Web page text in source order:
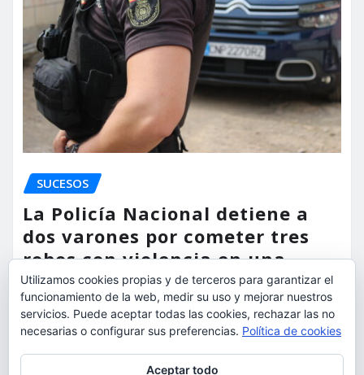
SUCESOS
La Policía Nacional detiene a
dos varones por cometer tres
robos con violencia en una
misma mañana
torrent al dia Ago 7, 2026
Utilizamos cookies propias y de terceros para garantizar el
funcionamiento de la web, medir su uso y mejorar nuestros
servicios. Puede aceptar todas las cookies, rechazar las no
necesarias o configurar sus preferencias. Política de cookies
Aceptar todo